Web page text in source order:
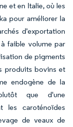
et en Italie, où les
pour améliorer la
d'exportation
faible volume par
de pigments
produits bovins et
endogène de la
que d'une
les caroténoïdes
de veaux de